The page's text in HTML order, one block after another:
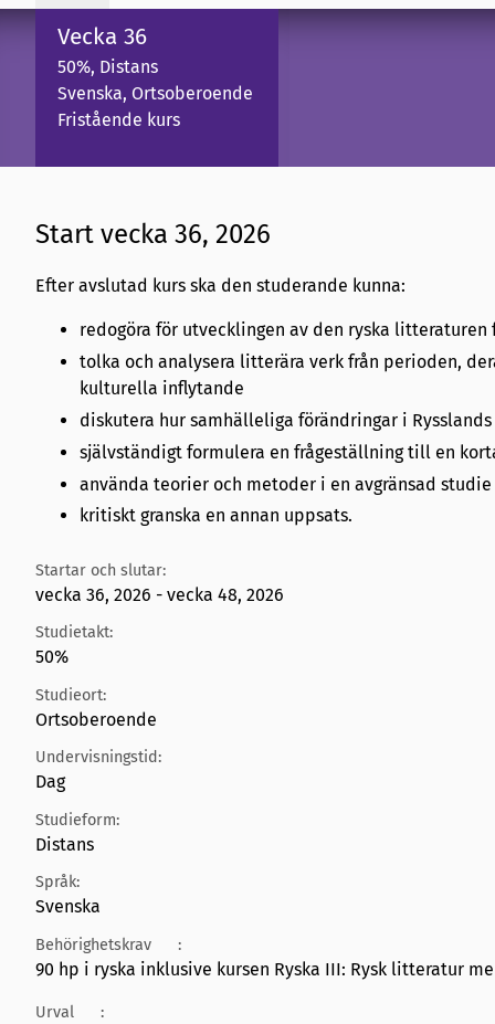
Vecka 36
50%, Distans
Svenska, Ortsoberoende
Fristående kurs
Start vecka 36, 2026
Efter avslutad kurs ska den studerande kunna:
redogöra för utvecklingen av den ryska litteraturen
tolka och analysera litterära verk från perioden,
kulturella inflytande
diskutera hur samhälleliga förändringar i
självständigt formulera en frågeställning till en
använda teorier och metoder i en avgränsad
kritiskt granska en annan uppsats.
Startar och slutar:
vecka 36, 2026 - vecka 48, 2026
Studietakt:
50%
Studieort:
Ortsoberoende
Undervisningstid:
Dag
Studieform:
Distans
Språk:
Svenska
Behörighetskrav :
90 hp i ryska inklusive kursen Ryska III: Rysk litteratur
Urval :